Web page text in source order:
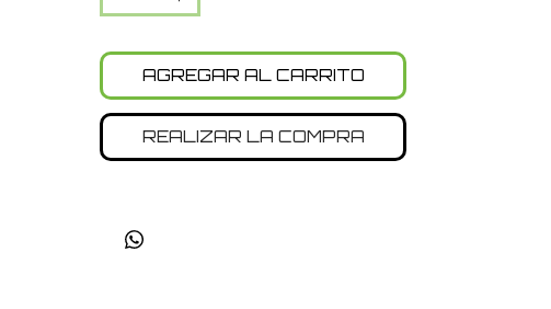
AGREGAR AL CARRITO
REALIZAR LA COMPRA